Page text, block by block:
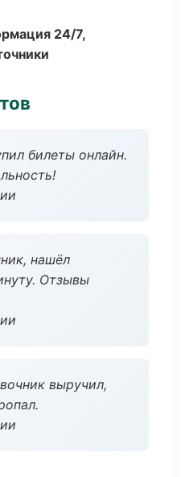
24/7,
билеты онлайн.
нашёл
Отзывы
выручил,